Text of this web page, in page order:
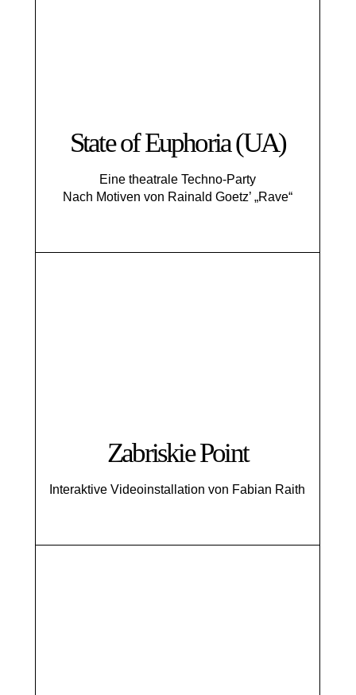
State of Euphoria (UA)
Eine theatrale Techno-Party
Nach Motiven von Rainald Goetz’ „Rave“
Zabriskie Point
Interaktive Videoinstallation von Fabian Raith